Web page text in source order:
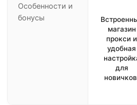
Особенности и
бонусы
магазин
прокси и
удобная
для